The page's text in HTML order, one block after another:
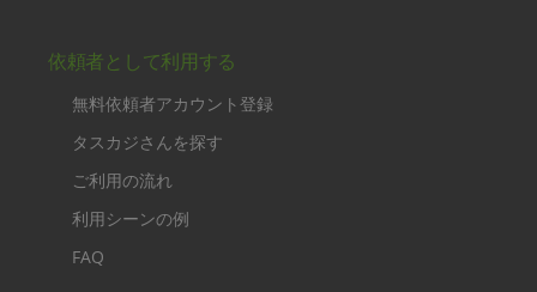
依頼者として利用する
無料依頼者アカウント登録
タスカジさんを探す
ご利用の流れ
利用シーンの例
FAQ